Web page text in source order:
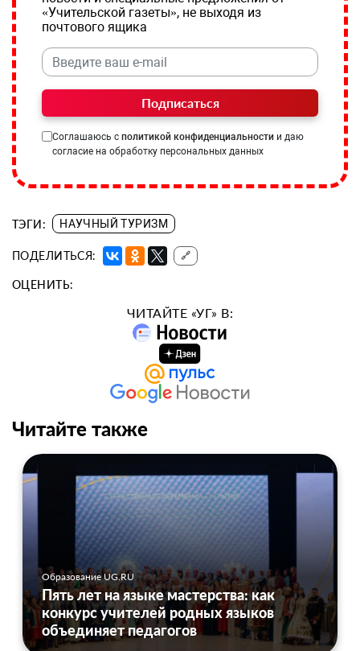
«Учительской газеты», не выходя из
почтового ящика
Подписаться
Соглашаюсь с политикой конфиденциальности и даю
согласие на обработку персональных данных
ТЭГИ: НАУЧНЫЙ ТУРИЗМ
ПОДЕЛИТЬСЯ: 🔗
ОЦЕНИТЬ:
ЧИТАЙТЕ «УГ» В:
Читайте также
Образование UG.RU
Пять лет на языке мастерства: как
конкурс учителей родных языков
объединяет педагогов